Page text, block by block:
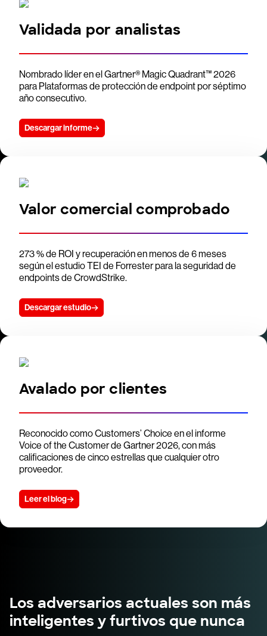
Validada por analistas
Nombrado líder en el Gartner® Magic Quadrant™ 2026
para Plataformas de protección de endpoint por séptimo
año consecutivo.
Descargar informe
Valor comercial comprobado
273 % de ROI y recuperación en menos de 6 meses
según el estudio TEI de Forrester para la seguridad de
endpoints de CrowdStrike.
Descargar estudio
Avalado por clientes
Reconocido como Customers’ Choice en el informe
Voice of the Customer de Gartner 2026, con más
calificaciones de cinco estrellas que cualquier otro
proveedor.
Leer el blog
Los adversarios actuales son más
inteligentes y furtivos que nunca